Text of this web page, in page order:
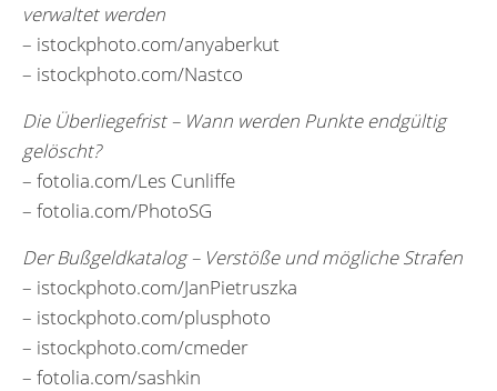
verwaltet werden
– istockphoto.com/anyaberkut
– istockphoto.com/Nastco
Die Überliegefrist – Wann werden Punkte endgültig
gelöscht?
– fotolia.com/Les Cunliffe
– fotolia.com/PhotoSG
Der Bußgeldkatalog – Verstöße und mögliche Strafen
– istockphoto.com/JanPietruszka
– istockphoto.com/plusphoto
– istockphoto.com/cmeder
– fotolia.com/sashkin